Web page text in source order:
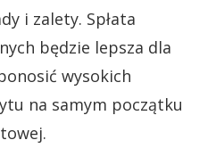
i zalety. Spłata
będzie lepsza dla
wysokich
na samym początku